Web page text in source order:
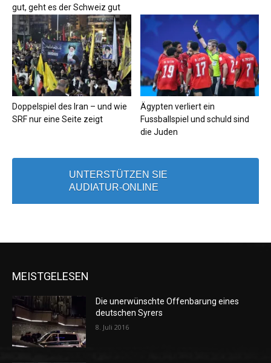
gut, geht es der Schweiz gut
Doppelspiel des Iran – und wie
SRF nur eine Seite zeigt
Ägypten verliert ein
Fussballspiel und schuld sind
die Juden
UNTERSTÜTZEN SIE
AUDIATUR-ONLINE
MEISTGELESEN
Die unerwünschte Offenbarung eines
deutschen Syrers
8. Juli 2016